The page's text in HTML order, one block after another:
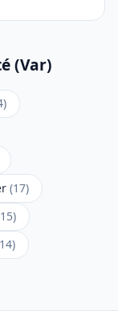
(Var)
(17)